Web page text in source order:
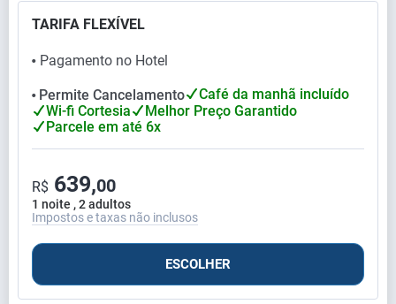
TARIFA FLEXÍVEL
⬤ Pagamento no Hotel
⬤ Permite Cancelamento
Café da manhã incluído
Wi-fi Cortesia
Melhor Preço Garantido
Parcele em até 6x
1 noite , 2 adultos
R$ 639,00
Impostos e taxas não inclusos
ESCOLHER